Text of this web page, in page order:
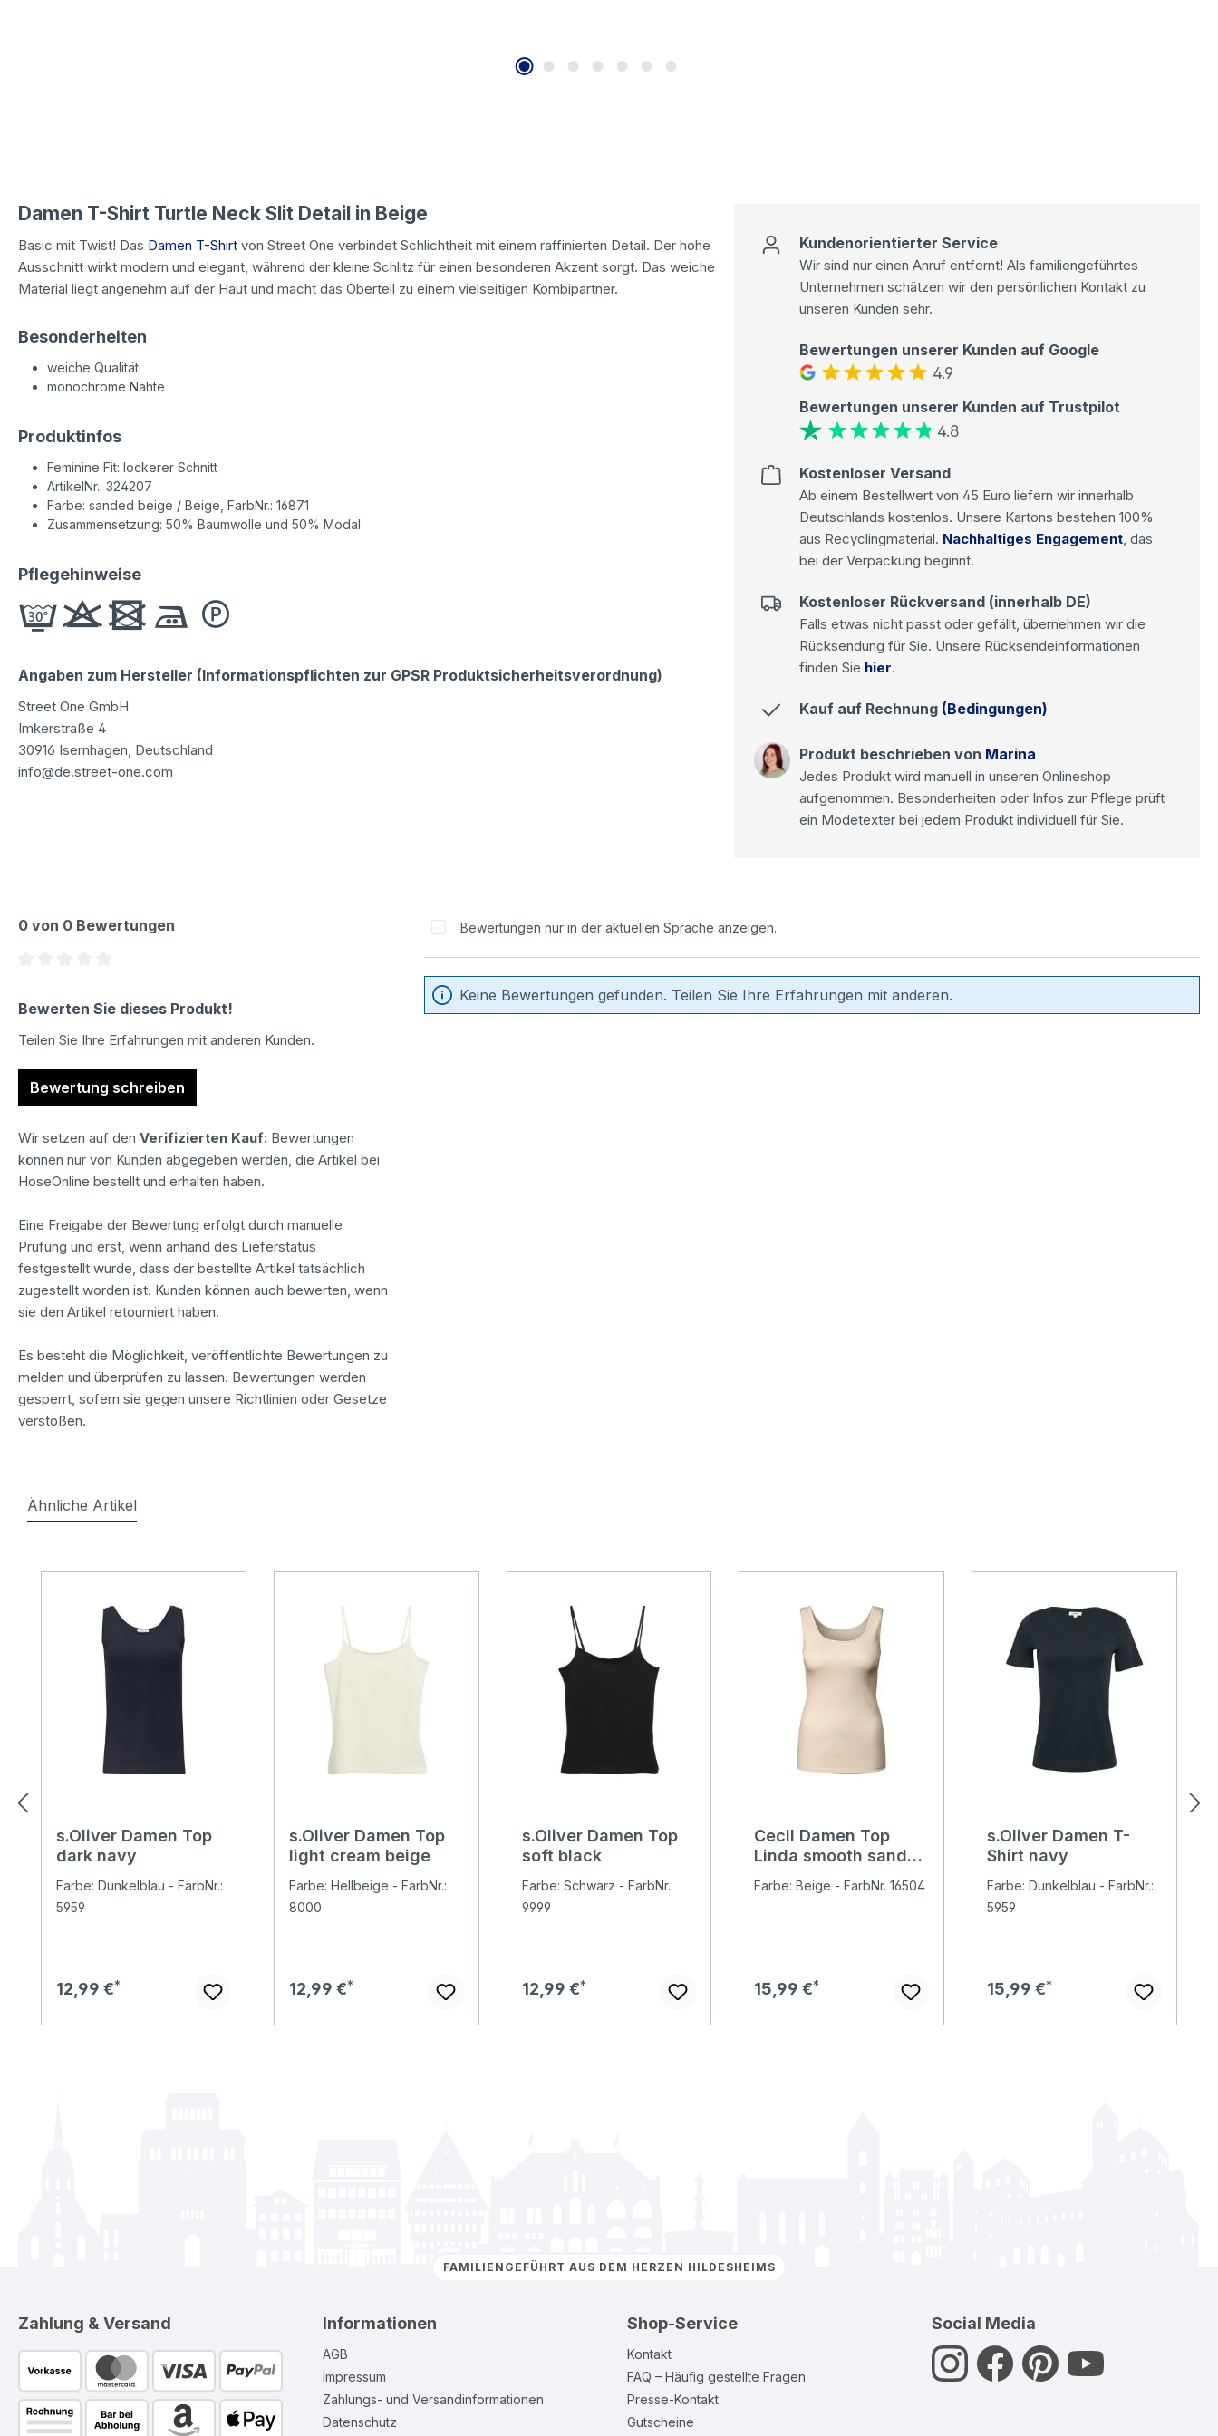
Damen T-Shirt Turtle Neck Slit Detail in Beige
Basic mit Twist! Das Damen T-Shirt von Street One verbindet Schlichtheit mit einem raffinierten Detail. Der hohe
Ausschnitt wirkt modern und elegant, während der kleine Schlitz für einen besonderen Akzent sorgt. Das weiche
Material liegt angenehm auf der Haut und macht das Oberteil zu einem vielseitigen Kombipartner.
Besonderheiten
weiche Qualität
monochrome Nähte
Produktinfos
Feminine Fit: lockerer Schnitt
ArtikelNr.: 324207
Farbe: sanded beige / Beige, FarbNr.: 16871
Zusammensetzung: 50% Baumwolle und 50% Modal
Pflegehinweise
Angaben zum Hersteller (Informationspflichten zur GPSR Produktsicherheitsverordnung)
Street One GmbH
Imkerstraße 4
30916 Isernhagen, Deutschland
info@de.street-one.com
Kundenorientierter Service
Wir sind nur einen Anruf entfernt! Als familiengeführtes
Unternehmen schätzen wir den persönlichen Kontakt zu
unseren Kunden sehr.
Bewertungen unserer Kunden auf Google
4.9
Bewertungen unserer Kunden auf Trustpilot
4.8
Kostenloser Versand
Ab einem Bestellwert von 45 Euro liefern wir innerhalb
Deutschlands kostenlos. Unsere Kartons bestehen 100%
aus Recyclingmaterial. Nachhaltiges Engagement, das
bei der Verpackung beginnt.
Kostenloser Rückversand (innerhalb DE)
Falls etwas nicht passt oder gefällt, übernehmen wir die
Rücksendung für Sie. Unsere Rücksendeinformationen
finden Sie hier.
Kauf auf Rechnung (Bedingungen)
Produkt beschrieben von Marina
Jedes Produkt wird manuell in unseren Onlineshop
aufgenommen. Besonderheiten oder Infos zur Pflege prüft
ein Modetexter bei jedem Produkt individuell für Sie.
0 von 0 Bewertungen
Bewerten Sie dieses Produkt!
Teilen Sie Ihre Erfahrungen mit anderen Kunden.
Bewertung schreiben
Wir setzen auf den Verifizierten Kauf: Bewertungen
können nur von Kunden abgegeben werden, die Artikel bei
HoseOnline bestellt und erhalten haben.
Eine Freigabe der Bewertung erfolgt durch manuelle
Prüfung und erst, wenn anhand des Lieferstatus
festgestellt wurde, dass der bestellte Artikel tatsächlich
zugestellt worden ist. Kunden können auch bewerten, wenn
sie den Artikel retourniert haben.
Es besteht die Möglichkeit, veröffentlichte Bewertungen zu
melden und überprüfen zu lassen. Bewertungen werden
gesperrt, sofern sie gegen unsere Richtlinien oder Gesetze
verstoßen.
Bewertungen nur in der aktuellen Sprache anzeigen.
Keine Bewertungen gefunden. Teilen Sie Ihre Erfahrungen mit anderen.
Ähnliche Artikel
s.Oliver Damen Top
dark navy
Farbe: Dunkelblau - FarbNr.:
5959
Regulärer Preis:
12,99 €
s.Oliver Damen Top
light cream beige
Farbe: Hellbeige - FarbNr.:
8000
Regulärer Preis:
12,99 €
s.Oliver Damen Top
soft black
Farbe: Schwarz - FarbNr.:
9999
Regulärer Preis:
12,99 €
Cecil Damen Top
Linda smooth sand
Farbe: Beige - FarbNr. 16504
Regulärer Preis:
15,99 €
s.Oliver Damen T-
Shirt navy
Farbe: Dunkelblau - FarbNr.:
5959
Regulärer Preis:
15,99 €
FAMILIENGEFÜHRT AUS DEM HERZEN HILDESHEIMS
Zahlung & Versand Informationen
AGB
Impressum
Zahlungs- und Versandinformationen
Datenschutz
Shop-Service
Kontakt
FAQ – Häufig gestellte Fragen
Presse-Kontakt
Gutscheine
Social Media